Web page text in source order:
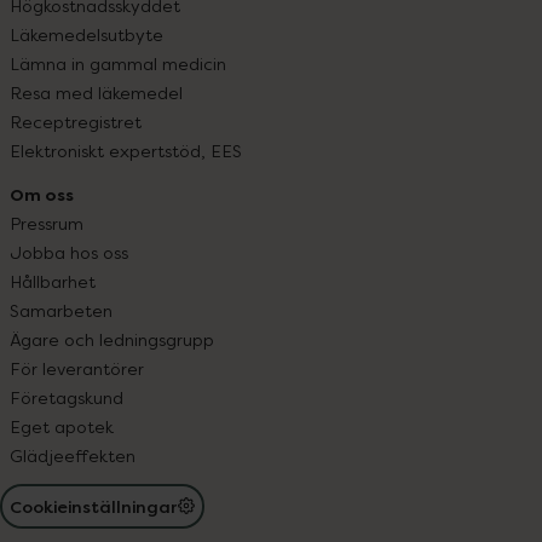
Högkostnadsskyddet
Läkemedelsutbyte
Lämna in gammal medicin
Resa med läkemedel
Receptregistret
Elektroniskt expertstöd, EES
Om oss
Pressrum
Jobba hos oss
Hållbarhet
Samarbeten
Ägare och ledningsgrupp
För leverantörer
Företagskund
Eget apotek
Glädjeeffekten
Cookieinställningar